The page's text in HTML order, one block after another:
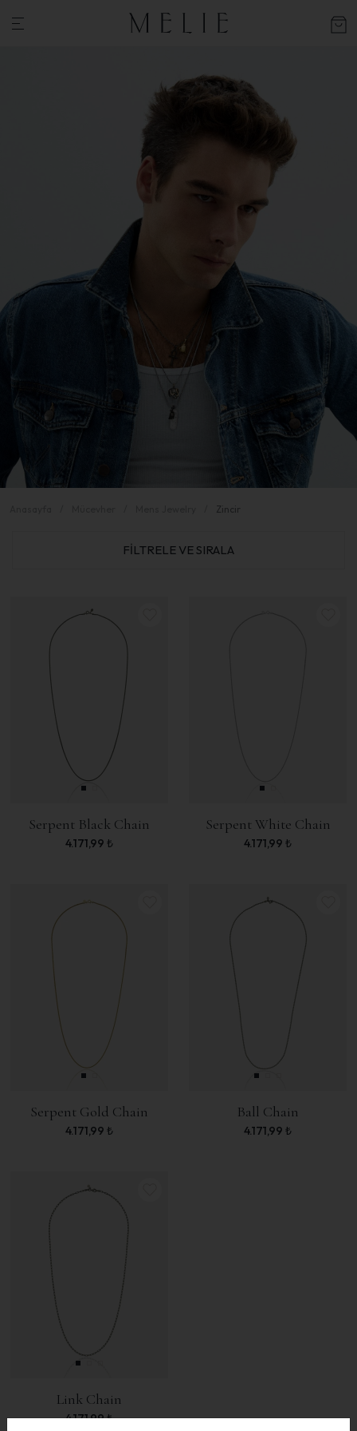
Zincir
FİLTRELE VE SIRALA
Serpent Black Chain
4.171,99 ₺
Serpent White Chain
4.171,99 ₺
Serpent Gold Chain
4.171,99 ₺
Ball Chain
4.171,99 ₺
Link Chain
4.171,99₺